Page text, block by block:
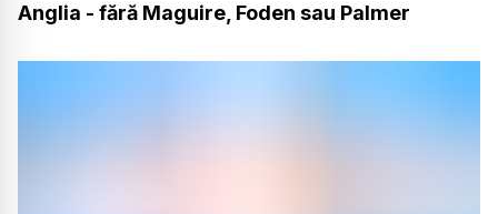
Anglia - fără Maguire, Foden sau Palmer